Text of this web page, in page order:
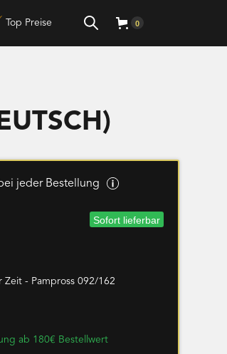
Top Preise 0
jeder Bestellung
Sofort lieferbar
Zeit - Pampross 092/162
ab 180€ Bestellwert